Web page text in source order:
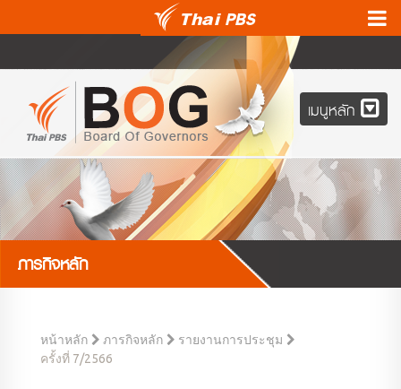
เมนูหลัก
ภารกิจหลัก
หน้าหลัก ภารกิจหลัก รายงานการประชุม
ครั้งที่ 7/2566